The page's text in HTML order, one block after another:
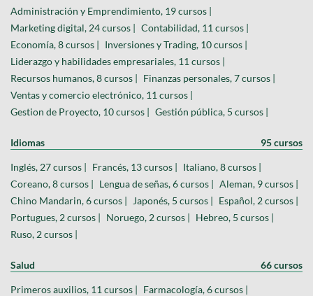
Administración y Emprendimiento, 19 cursos |
Marketing digital, 24 cursos | Contabilidad, 11 cursos |
Economía, 8 cursos | Inversiones y Trading, 10 cursos |
Liderazgo y habilidades empresariales, 11 cursos |
Recursos humanos, 8 cursos | Finanzas personales, 7 cursos |
Ventas y comercio electrónico, 11 cursos |
Gestion de Proyecto, 10 cursos | Gestión pública, 5 cursos |
Idiomas 95 cursos
Inglés, 27 cursos | Francés, 13 cursos | Italiano, 8 cursos |
Coreano, 8 cursos | Lengua de señas, 6 cursos | Aleman, 9 cursos |
Chino Mandarin, 6 cursos |
Japonés, 5 cursos | Español, 2 cursos |
Portugues, 2 cursos | Noruego, 2 cursos | Hebreo, 5 cursos |
Ruso, 2 cursos |
Salud 66 cursos
Primeros auxilios, 11 cursos | Farmacología, 6 cursos |